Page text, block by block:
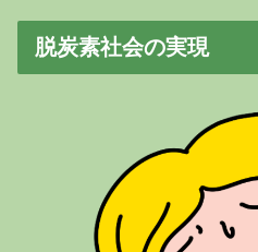
脱炭素社会の実現